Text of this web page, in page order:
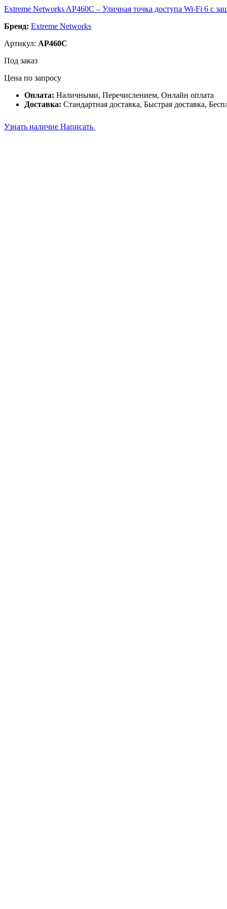
Extreme Networks AP460C – Уличная точка доступа Wi-Fi 6 с
Бренд: Extreme Networks
Артикул: AP460C
Под заказ
Цена по запросу
Оплата: Наличными, Перечислением, Онлайн оплата
Доставка: Стандартная доставка, Быстрая доставка,
Узнать наличие Написать